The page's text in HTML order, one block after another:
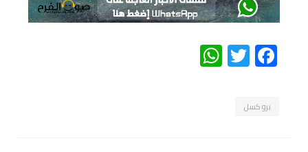
Facebook
Twitter
WhatsApp
بروكسل